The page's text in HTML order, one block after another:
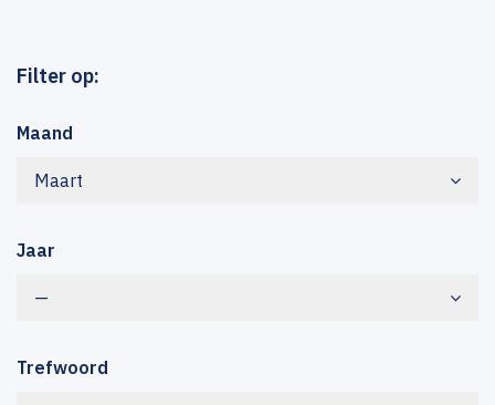
Filter op:
Maand
Maart
Jaar
—
Trefwoord